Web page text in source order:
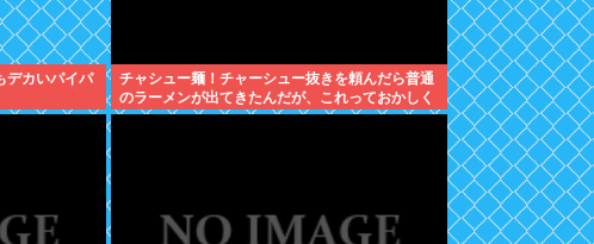
デカいパイパ
チャシュー麺！チャーシュー抜きを頼んだら普通
のラーメンが出てきたんだが、これっておかしく
ねえ？